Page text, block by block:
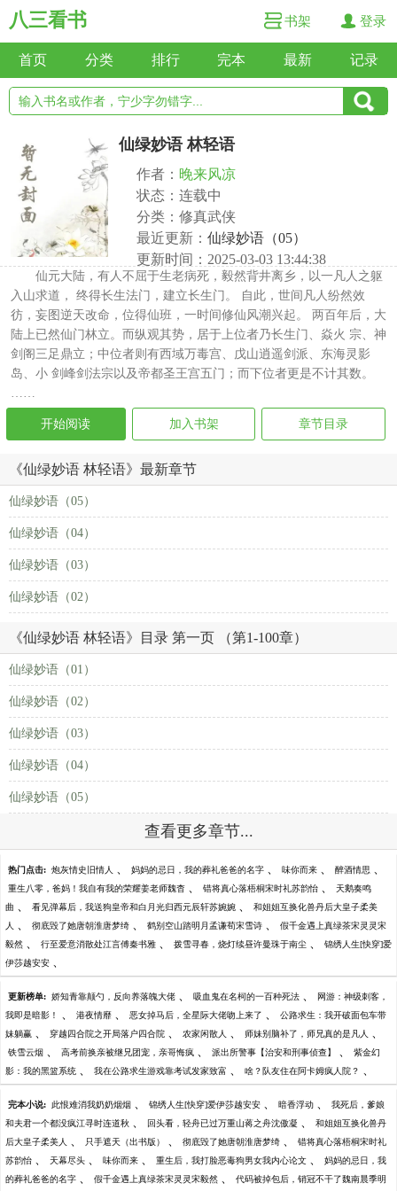
八三看书 书架 登录
首页 分类 排行 完本 最新 记录
仙绿妙语 林轻语
作者： 晚来风凉
状态：连载中
分类：修真武侠
最近更新： 仙绿妙语（05）
更新时间：2025-03-03 13:44:38
仙元大陆，有人不屈于生老病死，毅然背井离乡，以一凡人之躯
入山求道， 终得长生法门，建立长生门。 自此，世间凡人纷然效
彷，妄图逆天改命，位得仙班，一时间修仙风潮兴起。 两百年后，大
陆上已然仙门林立。而纵观其势，居于上位者乃长生门、焱火 宗、神
剑阁三足鼎立；中位者则有西域万毒宫、戊山逍遥剑派、东海灵影
岛、小 剑峰剑法宗以及帝都圣王宫五门；而下位者更是不计其数。
……
开始阅读 加入书架 章节目录
《仙绿妙语 林轻语》最新章节
仙绿妙语（05）
仙绿妙语（04）
仙绿妙语（03）
仙绿妙语（02）
《仙绿妙语 林轻语》目录 第一页 （第1-100章）
仙绿妙语（01）
仙绿妙语（02）
仙绿妙语（03）
仙绿妙语（04）
仙绿妙语（05）
查看更多章节...
热门点击: 炮灰情史旧情人 、 妈妈的忌日，我的葬礼爸爸的名字 、 味你而来 、 醉酒情思 、
重生八零，爸妈！我自有我的荣耀姜老师魏杳 、 错将真心落梧桐宋时礼苏韵怡 、 天鹅奏鸣
曲 、 看见弹幕后，我送狗皇帝和白月光归西元辰轩苏婉婉 、 和姐姐互换化兽丹后大皇子柔美
人 、 彻底毁了她唐朝淮唐梦绮 、 鹤别空山踏明月孟谦荀宋雪诗 、 假千金遇上真绿茶宋灵灵宋
毅然 、 行至爱意消散处江言傅秦书雅 、 拨雪寻春，烧灯续昼许曼珠于南尘 、 锦绣人生[快穿]爱
伊莎越安安 、
更新榜单: 娇知青靠颠勺，反向养落魄大佬 、 吸血鬼在名柯的一百种死法 、 网游：神级刺客，
我即是暗影！ 、 港夜情靡 、 恶女掉马后，全星际大佬吻上来了 、 公路求生：我开破面包车带
妹躺赢 、 穿越四合院之开局落户四合院 、 农家闲散人 、 师妹别脑补了，师兄真的是凡人 、
铁雪云烟 、 高考前换亲被继兄团宠，亲哥悔疯 、 派出所警事【治安和刑事侦查】 、 紫金幻
影：我的黑篮系统 、 我在公路求生游戏靠考试发家致富 、 啥？队友住在阿卡姆疯人院？ 、
完本小说: 此恨难消我奶奶烟烟 、 锦绣人生[快穿]爱伊莎越安安 、 暗香浮动 、 我死后，爹娘
和夫君一个都没疯江寻时连道秋 、 回头看，轻舟已过万重山蒋之舟沈傲凝 、 和姐姐互换化兽丹
后大皇子柔美人 、 只手遮天（出书版） 、 彻底毁了她唐朝淮唐梦绮 、 错将真心落梧桐宋时礼
苏韵怡 、 天幕尽头 、 味你而来 、 重生后，我打脸恶毒狗男女我内心论文 、 妈妈的忌日，我
的葬礼爸爸的名字 、 假千金遇上真绿茶宋灵灵宋毅然 、 代码被掉包后，销冠不干了魏南晨季明